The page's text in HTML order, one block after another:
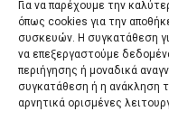
Για να παρέχουμε την
όπως cookies για την
συσκευών. Η συγκατάθεση
να επεξεργαστούμε
περιήγησης ή μοναδικά
συγκατάθεση ή η ανάκληση
αρνητικά ορισμένες
© 2026 Santonews -
τα δικαιώματα
κατοχυρωμένα.